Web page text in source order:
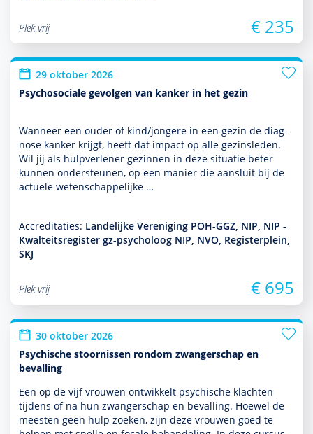
Plek vrij € 235
29 oktober 2026
Psychosociale gevolgen van kanker in het gezin
Wanneer een ouder of kind/jongere in een gezin de diag­
nose kanker krijgt, heeft dat impact op alle gezinsleden.
Wil jij als hulp­ver­le­ner gezin­nen in deze situatie beter
kunnen onder­steunen, op een manier die aansluit bij de
actuele weten­schappe­lijke …
Accreditaties: Landelijke Vereniging POH-GGZ, NIP, NIP -
Kwalteitsregister gz-psycholoog NIP, NVO, Registerplein,
SKJ
Plek vrij € 695
30 oktober 2026
Psychische stoornissen rondom zwangerschap en
bevalling
Een op de vijf vrouwen ontwik­kelt psychische klachten
tijdens of na hun zwangerschap en bevalling. Hoewel de
meesten geen hulp zoeken, zijn deze vrouwen goed te